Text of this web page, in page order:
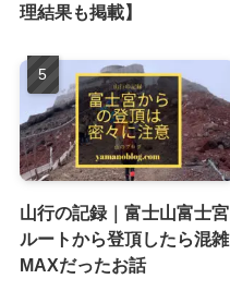
理結果も掲載】
山行の記録｜富士山富士宮
ルートから登頂したら混雑
MAXだったお話